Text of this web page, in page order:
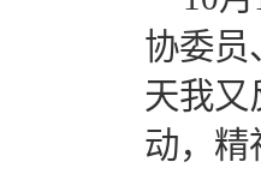
协委员
天我又
动，精